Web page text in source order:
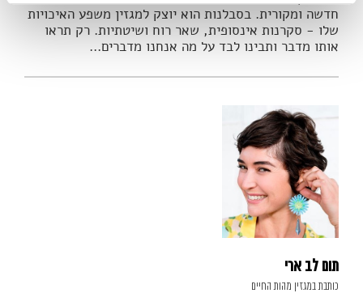
חדשה ומקורית. בסבלנות הוא יוצק למגזין משפע האיכויות
שלו - סקרנות אינסופית, שאר רוח ושיטתיות. רק תראו
אותו מדבר ותבינו לבד על מה אנחנו מדברים...
תום לב ארי
כותבת במגזין מהות החיים